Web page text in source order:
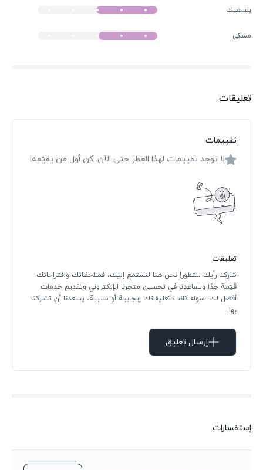
بلسميك
مسكى
تعليقات
تقييمات
لا توجد تقييمات لهذا العطر حتى الآن. كن أول من يقيّمه!
تعليقات
شاركنا رأيك لنتطور! نحن هنا لنستمع إليك، فملاحظاتك واقتراحاتك
قيّمة جدًا وتساعدنا في تحسين متجرنا الإلكتروني وتقديم خدمات
أفضل لك. سواء كانت تعليقاتك إيجابية أو سلبية، يسعدنا أن تشاركنا
بها.
إرسال تعليق
إستفسارات